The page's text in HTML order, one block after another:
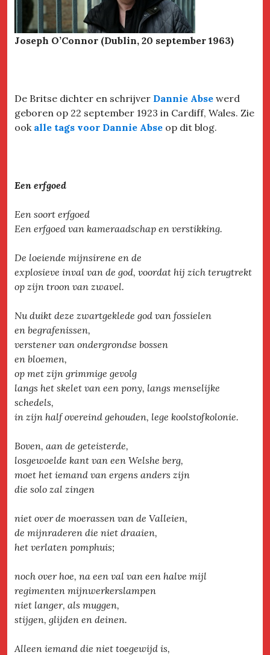
Joseph O’Connor (Dublin, 20 september 1963)
De Britse dichter en schrijver Dannie Abse werd
geboren op 22 september 1923 in Cardiff, Wales. Zie
ook alle tags voor Dannie Abse op dit blog.
Een erfgoed
Een soort erfgoed
Een erfgoed van kameraadschap en verstikking.
De loeiende mijnsirene en de
explosieve inval van de god, voordat hij zich terugtrekt
op zijn troon van zwavel.
Nu duikt deze zwartgeklede god van fossielen
en begrafenissen,
verstener van ondergrondse bossen
en bloemen,
op met zijn grimmige gevolg
langs het skelet van een pony, langs menselijke
schedels,
in zijn half overeind gehouden, lege koolstofkolonie.
Boven, aan de geteisterde,
losgewoelde kant van een Welshe berg,
moet het iemand van ergens anders zijn
die solo zal zingen
niet over de moerassen van de Valleien,
de mijnraderen die niet draaien,
het verlaten pomphuis;
noch over hoe, na een val van een halve mijl
regimenten mijnwerkerslampen
niet langer, als muggen,
stijgen, glijden en deinen.
Alleen iemand die niet toegewijd is,